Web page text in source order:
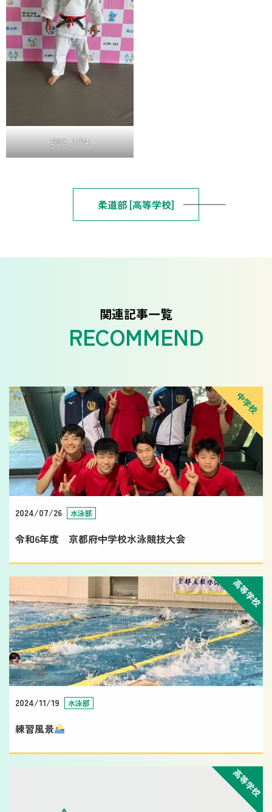
DSC_1774
柔道部 [高等学校]
関連記事一覧
中学校
2024/07/26 水泳部
令和6年度 京都府中学校水泳競技大会
高等学校
2024/11/19 水泳部
練習風景
高等学校